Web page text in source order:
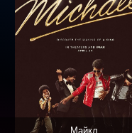
Майкл